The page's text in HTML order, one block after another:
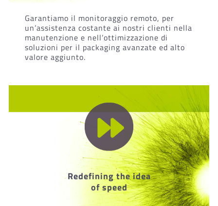
Garantiamo il monitoraggio remoto, per
un’assistenza costante ai nostri clienti nella
manutenzione e nell’ottimizzazione di
soluzioni per il packaging avanzate ed alto
valore aggiunto.
Redefining the idea
of speed